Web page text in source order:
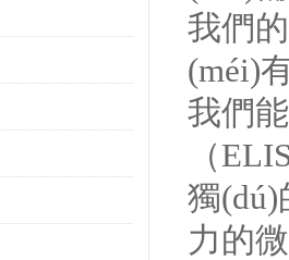
我們
(méi)
我們能
（
獨
力的微